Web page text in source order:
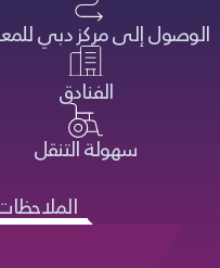
الوصول إلى مركز دبي
الفنادق
سهولة التنقل